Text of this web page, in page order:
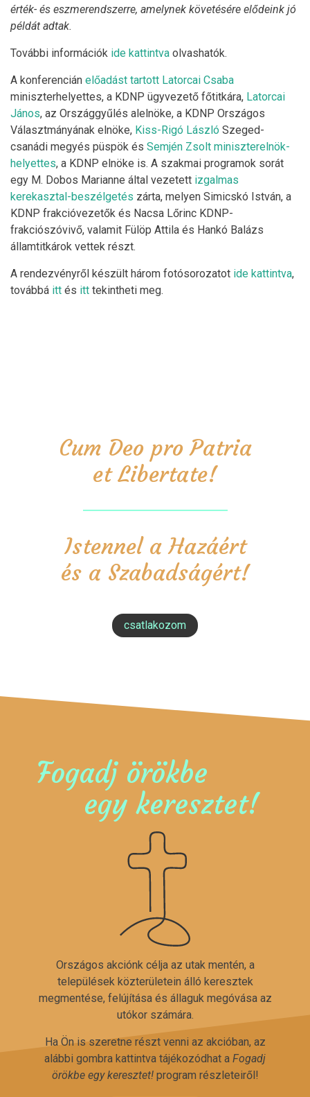
érték- és eszmerendszerre, amelynek követésére elődeink jó
példát adtak.
További információk ide kattintva olvashatók.
A konferencián előadást tartott Latorcai Csaba
miniszterhelyettes, a KDNP ügyvezető főtitkára, Latorcai
János, az Országgyűlés alelnöke, a KDNP Országos
Választmányának elnöke, Kiss-Rigó László Szeged-
csanádi megyés püspök és Semjén Zsolt miniszterelnök-
helyettes, a KDNP elnöke is. A szakmai programok sorát
egy M. Dobos Marianne által vezetett izgalmas
kerekasztal-beszélgetés zárta, melyen Simicskó István, a
KDNP frakcióvezetők és Nacsa Lőrinc KDNP-
frakciószóvivő, valamit Fülöp Attila és Hankó Balázs
államtitkárok vettek részt.
A rendezvényről készült három fotósorozatot ide kattintva,
továbbá itt és itt tekintheti meg.
Cum Deo pro Patria
et Libertate!
Istennel a Hazáért
és a Szabadságért!
csatlakozom
Fogadj örökbe
egy keresztet!
Országos akciónk célja az utak mentén, a
települések közterületein álló keresztek
megmentése, felújítása és állaguk megóvása az
utókor számára.
Ha Ön is szeretne részt venni az akcióban, az
alábbi gombra kattintva tájékozódhat a Fogadj
örökbe egy keresztet!program részleteiről!